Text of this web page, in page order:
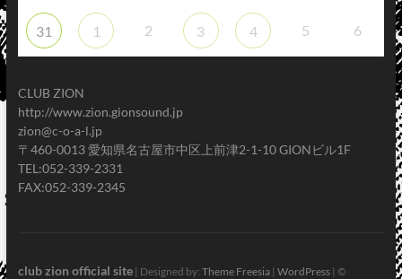
31 1 2 3 4 5 6
CLUB ZION
http://www.zion.gionsound.jp
zion@c-o-a-l.jp
〒460-0013 愛知県名古屋市中区上前津2-1-10 GIONビル1F
TEL:052-339-2331
FAX:052-339-2345
club zion official site| Designed by: Theme Freesia| WordPress| ©